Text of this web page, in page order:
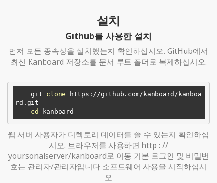
설치
Github를 사용한 설치
먼저 모든 종속성을 설치했는지 확인하십시오. GitHub에서
최신 Kanboard 저장소를 문서 루트 폴더로 복제하십시오.
    git
clone https://github.com/kanboard/kanboa
rd.git
cd
웹 서버 사용자가 디렉토리 데이터를 쓸 수 있는지 확인하십
시오. 브라우저를 사용하면 http : //
yoursonalserver/kanboard로 이동 기본 로그인 및 비밀번
호는 관리자/관리자입니다 소프트웨어 사용을 시작하십시
오